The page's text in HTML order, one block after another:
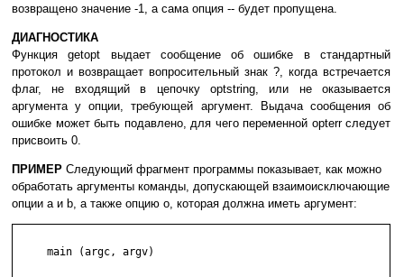
возвращено значение -1, а сама опция -- будет пропущена.
ДИАГНОСТИКА
Функция getopt выдает сообщение об ошибке в стандартный
протокол и возвращает вопросительный знак ?, когда встречается
флаг, не входящий в цепочку optstring, или не оказывается
аргумента у опции, требующей аргумент. Выдача сообщения об
ошибке может быть подавлено, для чего переменной opterr следует
присвоить 0.
ПРИМЕР Следующий фрагмент программы показывает, как можно
обработать аргументы команды, допускающей взаимоисключающие
опции a и b, а также опцию o, которая должна иметь аргумент:
     main (argc, argv)